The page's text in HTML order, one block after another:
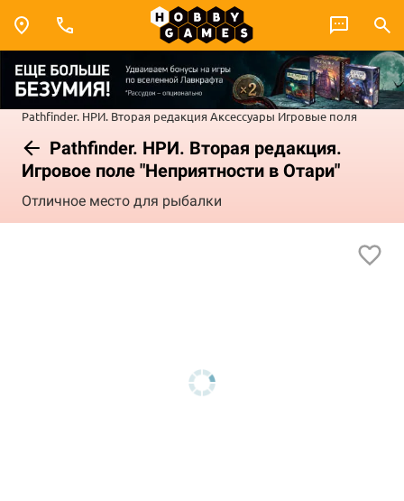
Pathfinder. НРИ. Вторая редакция Аксессуары Игровые поля
Pathfinder. НРИ. Вторая редакция.
Игровое поле "Неприятности в Отари"
Отличное место для рыбалки